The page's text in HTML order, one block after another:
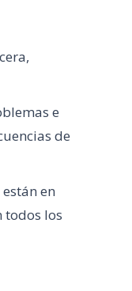
e
de
en
todos los